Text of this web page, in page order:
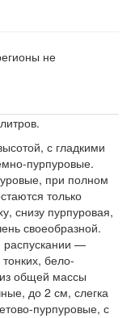
не
с гладкими
пурпуровые.
при полном
только
снизу пурпуровая,
своеобразной.
распускании —
бело-
общей массы
до 2 см, слегка
пурпуровые, с